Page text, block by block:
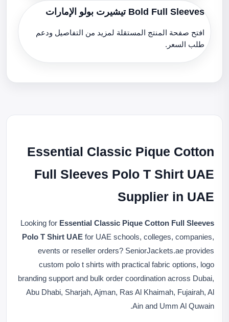
Bold Full Sleeves تيشيرت بولو الإمارات
افتح صفحة المنتج المستقلة لمزيد من التفاصيل ودعم
طلب السعر.
Essential Classic Pique Cotton
Full Sleeves Polo T Shirt UAE
Supplier in UAE
Looking for Essential Classic Pique Cotton Full Sleeves
Polo T Shirt UAE for UAE schools, colleges, companies,
events or reseller orders? SeniorJackets.ae provides
custom polo t shirts with practical fabric options, logo
branding support and bulk order coordination across Dubai,
Abu Dhabi, Sharjah, Ajman, Ras Al Khaimah, Fujairah, Al
Ain and Umm Al Quwain.